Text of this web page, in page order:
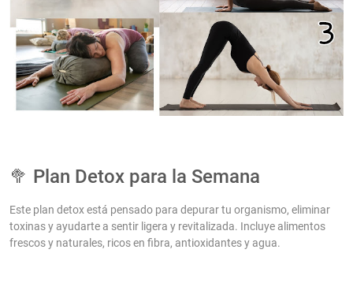
🥦 Plan Detox para la Semana
Este plan detox está pensado para depurar tu organismo, eliminar
toxinas y ayudarte a sentir ligera y revitalizada. Incluye alimentos
frescos y naturales, ricos en fibra, antioxidantes y agua.